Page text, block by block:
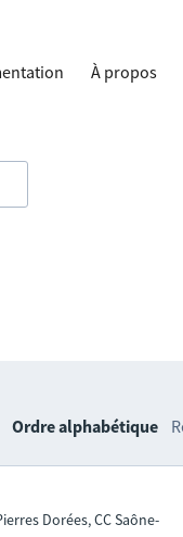
À propos
Ordre alphabétique
Dorées, CC Saône-